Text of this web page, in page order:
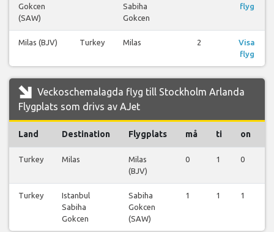
Gokcen
(SAW)
Sabiha
Gokcen
flyg
Milas (BJV) Turkey Milas 2
Visa
flyg
Veckoschemalagda flyg till Stockholm Arlanda
Flygplats som drivs av AJet
Land Destination Flygplats må ti on
Turkey Milas
Milas
(BJV)
0 1 0
Turkey
Istanbul
Sabiha
Gokcen
Sabiha
Gokcen
(SAW)
1 1 1